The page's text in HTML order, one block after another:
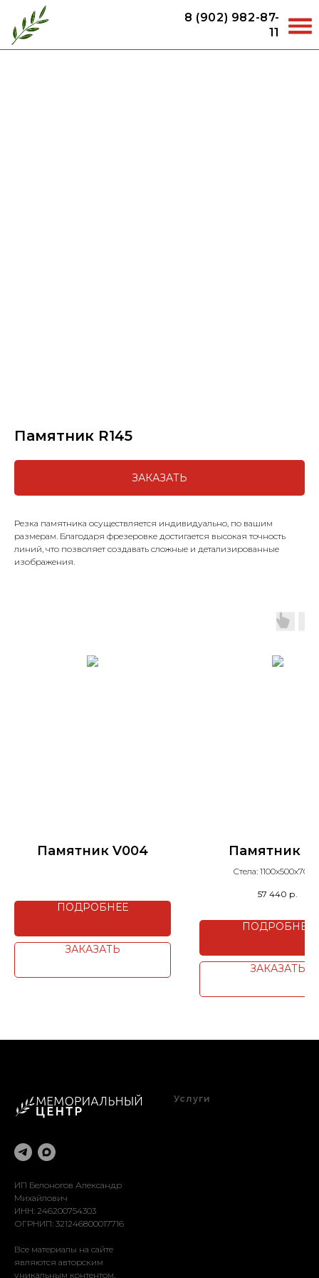
8 (902) 982-87-
11
Памятник R145
ЗАКАЗАТЬ
Резка памятника осуществляется индивидуально, по вашим
размерам. Благодаря фрезеровке достигается высокая точность
линий, что позволяет создавать сложные и детализированные
изображения.
Памятник V004
ПОДРОБНЕЕ
ЗАКАЗАТЬ
Памятник
Стела: 1100х500х70
Гранит: Абсолют
57 440 р.
ПОДРОБНЕЕ
ЗАКАЗАТЬ
ИП Белоногов Александр
Михайлович
ИНН: 246200754303
ОГРНИП: 321246800017716
Все материалы на сайте
являются авторским
уникальным контентом.
Услуги